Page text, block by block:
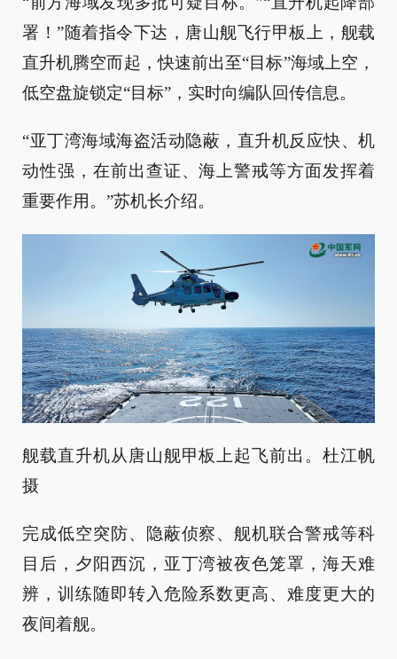
署！”随着指令下达，唐山舰飞行甲板上，舰载
直升机腾空而起，快速前出至“目标”海域上空，
低空盘旋锁定“目标”，实时向编队回传信息。
“亚丁湾海域海盗活动隐蔽，直升机反应快、机
动性强，在前出查证、海上警戒等方面发挥着
重要作用。”苏机长介绍。
舰载直升机从唐山舰甲板上起飞前出。杜江帆
摄
完成低空突防、隐蔽侦察、舰机联合警戒等科
目后，夕阳西沉，亚丁湾被夜色笼罩，海天难
辨，训练随即转入危险系数更高、难度更大的
夜间着舰。